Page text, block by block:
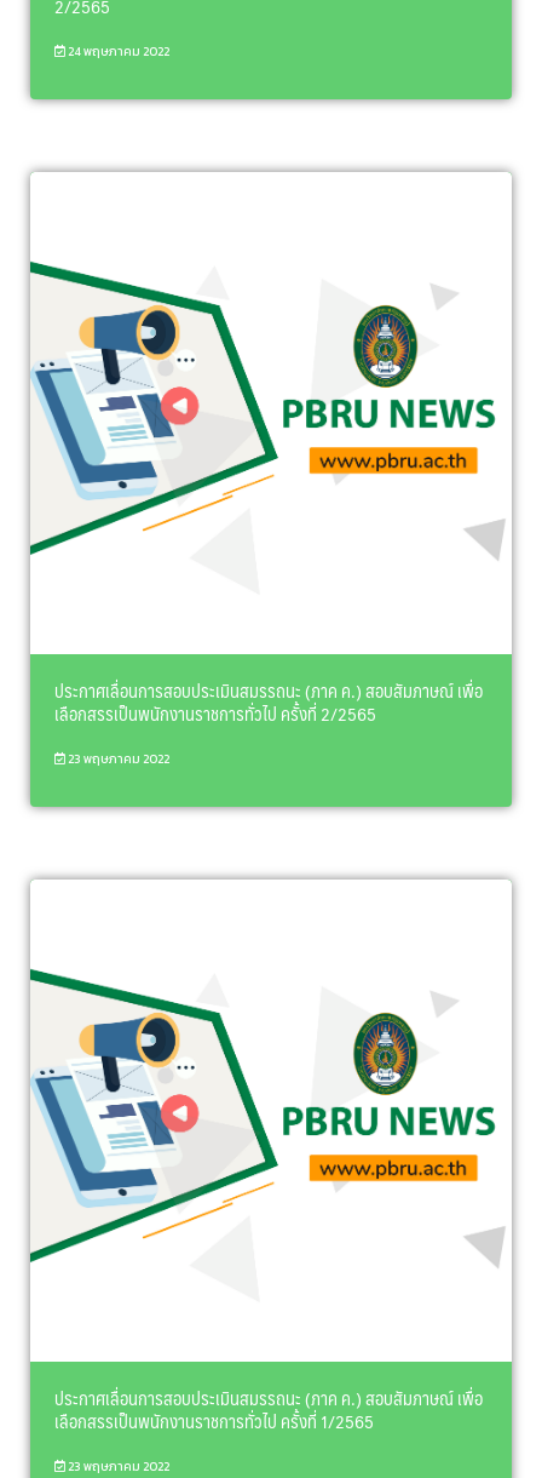
24 พฤษภาคม 2022
ประกาศเลื่อนการสอบประเมินสมรรถนะ (ภาค ค.) สอบสัมภาษณ์ เพื่อ
เลือกสรรเป็นพนักงานราชการทั่วไป ครั้งที่ 2/2565
23 พฤษภาคม 2022
ประกาศเลื่อนการสอบประเมินสมรรถนะ (ภาค ค.) สอบสัมภาษณ์ เพื่อ
เลือกสรรเป็นพนักงานราชการทั่วไป ครั้งที่ 1/2565
23 พฤษภาคม 2022